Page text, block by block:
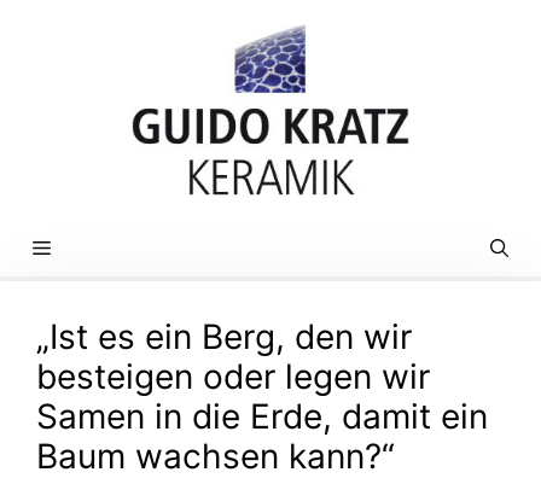
MENÜ
„Ist es ein Berg, den wir
besteigen oder legen wir
Samen in die Erde, damit ein
Baum wachsen kann?“